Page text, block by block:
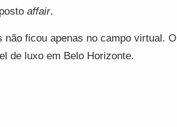
affair.
ficou apenas no campo virtual. O
de luxo em Belo Horizonte.